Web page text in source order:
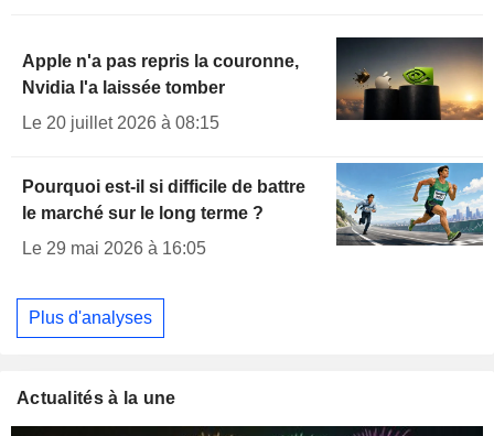
Apple n'a pas repris la couronne,
Nvidia l'a laissée tomber
Le 20 juillet 2026 à 08:15
Pourquoi est-il si difficile de battre
le marché sur le long terme ?
Le 29 mai 2026 à 16:05
Plus d'analyses
Actualités à la une